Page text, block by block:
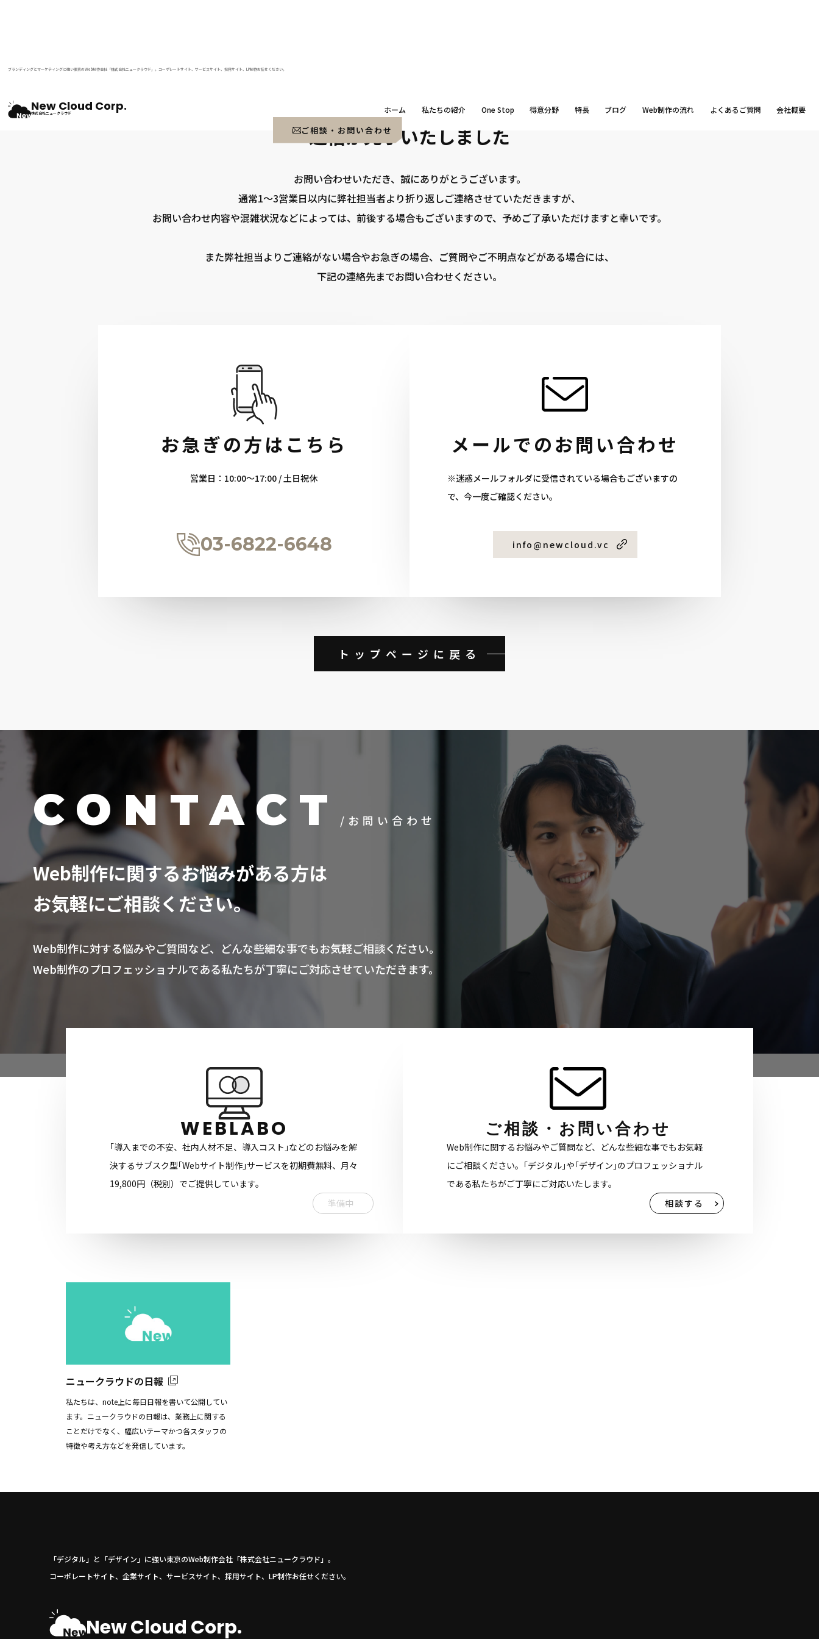
ブランディングとマーケティングに強い東京のWeb制作会社「株式会社ニュークラウド」。コーポレートサイト、サービスサイト、採用サイト、LP制作お任せください。
New Cloud Corp.
株式会社ニュークラウド ホーム 私たちの紹介 One Stop 得意分野 特長 ブログ Web制作の流れ よくあるご質問 会社概要
ご相談・お問い合わせ
送信が完了いたしました
お問い合わせいただき、誠にありがとうございます。
通常1〜3営業日以内に弊社担当者より折り返しご連絡させていただきますが、
お問い合わせ内容や混雑状況などによっては、前後する場合もございますので、予めご了承いただけますと幸いです。
また弊社担当よりご連絡がない場合やお急ぎの場合、ご質問やご不明点などがある場合には、
下記の連絡先までお問い合わせください。
お急ぎの方はこちら
営業日：10:00〜17:00 / 土日祝休
03-6822-6648
メールでのお問い合わせ
※迷惑メールフォルダに受信されている場合もございますの
で、今一度ご確認ください。
info@newcloud.vc
トップページに戻る
CONTACT /お問い合わせ
Web制作に関するお悩みがある方は
お気軽にご相談ください。
Web制作に対する悩みやご質問など、どんな些細な事でもお気軽ご相談ください。
Web制作のプロフェッショナルである私たちが丁寧にご対応させていただきます。
WEBLABO
｢導入までの不安、社内人材不足、導入コスト｣などのお悩みを解
決するサブスク型｢Webサイト制作｣サービスを初期費無料、月々
19,800円（税別）でご提供しています。
準備中
ご相談・お問い合わせ
Web制作に関するお悩みやご質問など、どんな些細な事でもお気軽
にご相談ください。｢デジタル｣や｢デザイン｣のプロフェッショナル
である私たちがご丁寧にご対応いたします。
相談する
ニュークラウドの日報
私たちは、note上に毎日日報を書いて公開してい
ます。ニュークラウドの日報は、業務上に関する
ことだけでなく、幅広いテーマかつ各スタッフの
特徴や考え方などを発信しています。
「デジタル」と「デザイン」に強い東京のWeb制作会社「株式会社ニュークラウド」。
コーポレートサイト、企業サイト、サービスサイト、採用サイト、LP制作お任せください。
New Cloud Corp.